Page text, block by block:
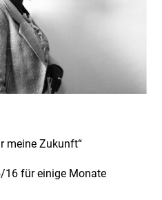
meine Zukunft“
16 für einige Monate